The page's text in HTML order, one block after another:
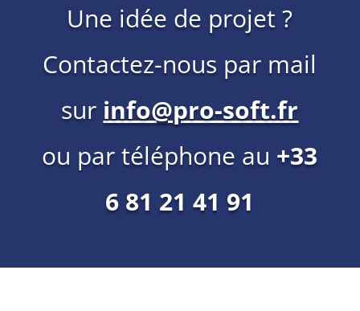
Une idée de projet ?
Contactez-nous par mail
sur info@pro-soft.fr
ou par téléphone au +33
6 81 21 41 91